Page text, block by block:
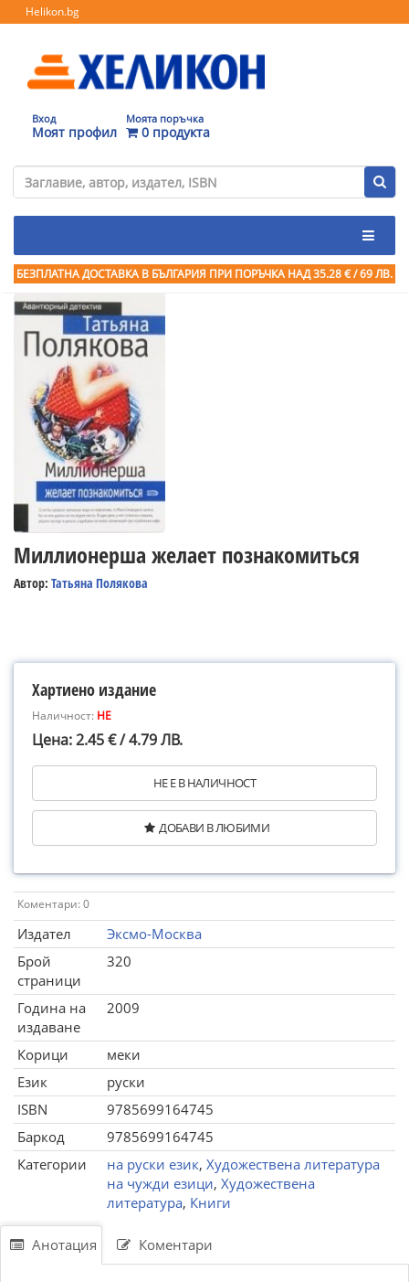
Helikon.bg
Вход
Моят профил
Моята поръчка
0 продукта
БЕЗПЛАТНА ДОСТАВКА В БЪЛГАРИЯ ПРИ ПОРЪЧКА НАД 35.28 € / 69 ЛВ.
Миллионерша желает познакомиться
Автор: Татьяна Полякова
Хартиено издание
Наличност: НЕ
Цена: 2.45 € / 4.79 ЛВ.
НЕ Е В НАЛИЧНОСТ
ДОБАВИ В ЛЮБИМИ
Коментари: 0
Издател
Эксмо-Москва
Брой
страници
320
Година на
издаване
2009
Корици
меки
Език
руски
ISBN
9785699164745
Баркод
9785699164745
Категории
на руски език, Художествена литература
на чужди езици, Художествена
литература, Книги
Анотация Коментари